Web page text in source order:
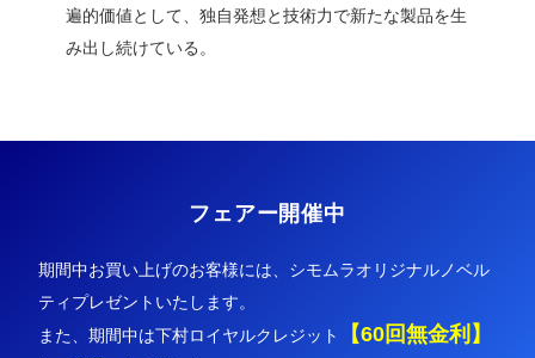
遍的価値として、独自発想と技術力で新たな製品を生
み出し続けている。
フェアー開催中
期間中お買い上げのお客様には、シモムラオリジナルノベル
ティプレゼントいたします。
また、期間中は下村ロイヤルクレジット
【60回無金利】